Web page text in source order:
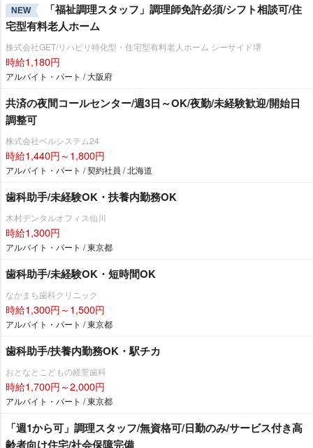
NEW
「福祉調理スタッフ」調理師免許必須/シフト相談可/住
宅型有料老人ホーム
株式会社GET/リハビリ特化型・住宅型有料老人ホーム シーサイド堺
時給1,180円
アルバイト・パート / 大阪府
共済の夜間コールセンター/週3日～OK/夜勤/未経験歓迎/開始日
調整可
株式会社ベルシステム24
時給1,440円～1,800円
アルバイト・パート / 契約社員 / 北海道
歯科助手/未経験OK・扶養内勤務OK
木村デンタルオフィス仙川
時給1,300円
アルバイト・パート / 東京都
歯科助手/未経験OK・短時間OK
なかまち歯科クリニック
時給1,300円～1,500円
アルバイト・パート / 東京都
歯科助手/扶養内勤務OK・駅チカ
おとなとこどもの経堂歯科
時給1,700円～2,000円
アルバイト・パート / 東京都
「週1から可」調理スタッフ/無資格可/日勤のみ/サービス付き高
齢者向け住宅/社会保障完備